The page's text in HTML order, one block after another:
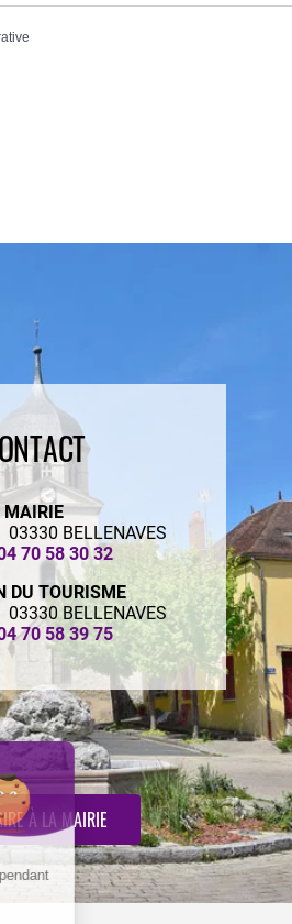
MAIRIE
03330 BELLENAVES
70 58 30 32
DU TOURISME
03330 BELLENAVES
70 58 39 75
À LA MAIRIE